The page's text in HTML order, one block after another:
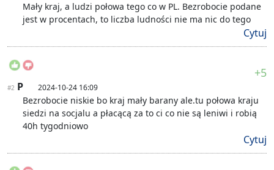
Mały kraj, a ludzi połowa tego co w PL. Bezrobocie podane
jest w procentach, to liczba ludności nie ma nic do tego
Cytuj
+5
#2 P 2024-10-24 16:09
Bezrobocie niskie bo kraj mały barany ale.tu połowa kraju
siedzi na socjalu a płacącą za to ci co nie są leniwi i robią
40h tygodniowo
Cytuj